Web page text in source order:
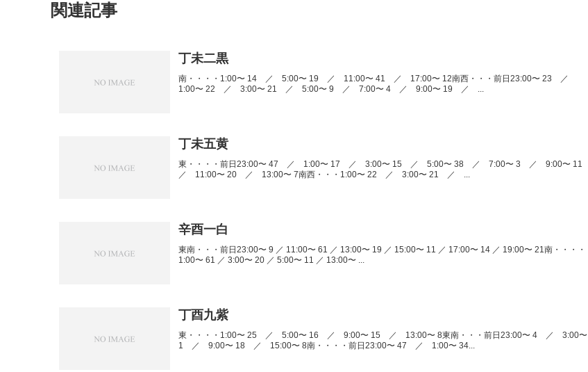
関連記事
丁未二黒
南・・・・1:00〜 14 ／ 5:00〜 19 ／ 11:00〜 41 ／ 17:00〜 12南西・・・前日23:00〜 23 ／
1:00〜 22 ／ 3:00〜 21 ／ 5:00〜 9 ／ 7:00〜 4 ／ 9:00〜 19 ／ ...
丁未五黄
東・・・・前日23:00〜 47 ／ 1:00〜 17 ／ 3:00〜 15 ／ 5:00〜 38 ／ 7:00〜 3 ／ 9:00〜 11
／ 11:00〜 20 ／ 13:00〜 7南西・・・1:00〜 22 ／ 3:00〜 21 ／ ...
辛酉一白
東南・・・前日23:00〜 9 ／ 11:00〜 61 ／ 13:00〜 19 ／ 15:00〜 11 ／ 17:00〜 14 ／ 19:00〜 21南・・・・
1:00〜 61 ／ 3:00〜 20 ／ 5:00〜 11 ／ 13:00〜 ...
丁酉九紫
東・・・・1:00〜 25 ／ 5:00〜 16 ／ 9:00〜 15 ／ 13:00〜 8東南・・・前日23:00〜 4 ／ 3:00〜
1 ／ 9:00〜 18 ／ 15:00〜 8南・・・・前日23:00〜 47 ／ 1:00〜 34...